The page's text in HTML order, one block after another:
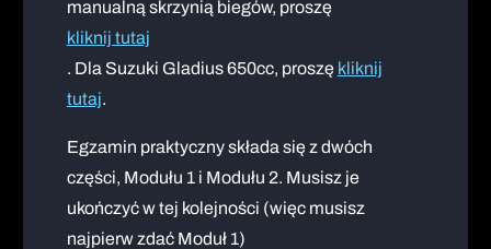
manualną skrzynią biegów, proszę
kliknij tutaj
. Dla Suzuki Gladius 650cc, proszę kliknij
tutaj.
Egzamin praktyczny składa się z dwóch
części, Modułu 1 i Modułu 2. Musisz je
ukończyć w tej kolejności (więc musisz
najpierw zdać Moduł 1)